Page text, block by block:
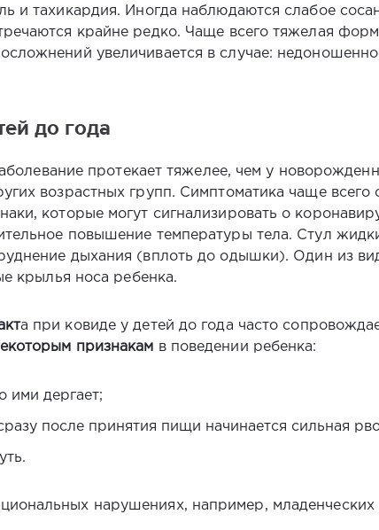
и тахикардия. Иногда наблюдаются слабое
крайне редко. Чаще всего тяжелая
увеличивается в случае:
до года
протекает тяжелее, чем у
возрастных групп. Симптоматика чаще
которые могут сигнализировать о
повышение температуры тела. Стул
дыхания (вплоть до одышки). Один из
крылья носа ребенка.
а при ковиде у детей до года часто
признакам в поведении ребенка:
ими дергает;
после принятия пищи начинается сильная
нарушениях, например, младенческих